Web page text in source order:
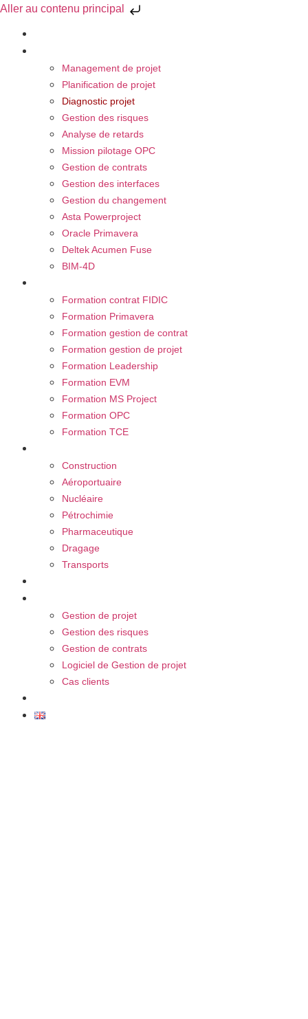
Aller au contenu principal
Management de projet
Planification de projet
Diagnostic projet
Gestion des risques
Analyse de retards
Mission pilotage OPC
Gestion de contrats
Gestion des interfaces
Gestion du changement
Asta Powerproject
Oracle Primavera
Deltek Acumen Fuse
BIM-4D
Formation contrat FIDIC
Formation Primavera
Formation gestion de contrat
Formation gestion de projet
Formation Leadership
Formation EVM
Formation MS Project
Formation OPC
Formation TCE
Construction
Aéroportuaire
Nucléaire
Pétrochimie
Pharmaceutique
Dragage
Transports
Gestion de projet
Gestion des risques
Gestion de contrats
Logiciel de Gestion de projet
Cas clients